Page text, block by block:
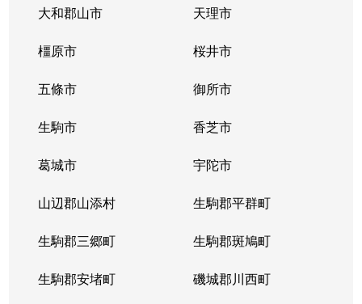
大和郡山市 天理市
橿原市 桜井市
五條市 御所市
生駒市 香芝市
葛城市 宇陀市
山辺郡山添村 生駒郡平群町
生駒郡三郷町 生駒郡斑鳩町
生駒郡安堵町 磯城郡川西町